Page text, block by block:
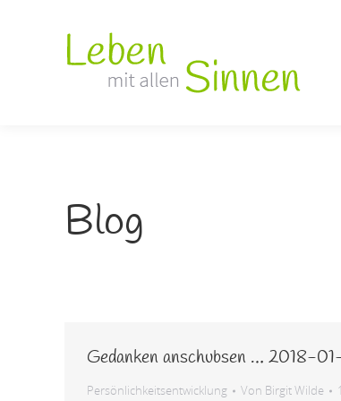
Blog
Gedanken anschubsen … 2018-
Persönlichkeitsentwicklung Von Birgit Wilde